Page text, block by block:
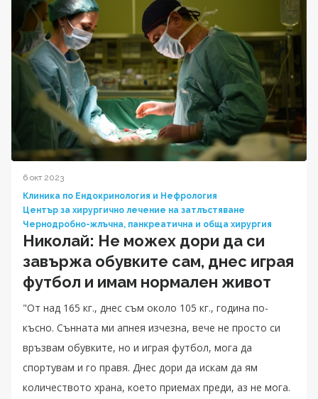
6 окт 2023
Клиника по Ендокринология и Нефрология
Център за хирургично лечение на затлъстяване
Чернодробно-жлъчна, панкреатична и обща хирургия
Николай: Не можех дори да си
завържа обувките сам, днес играя
футбол и имам нормален живот
"От над 165 кг., днес съм около 105 кг., година по-
късно. Сънната ми апнея изчезна, вече не просто си
връзвам обувките, но и играя футбол, мога да
спортувам и го правя. Днес дори да искам да ям
количеството храна, което приемах преди, аз не мога.